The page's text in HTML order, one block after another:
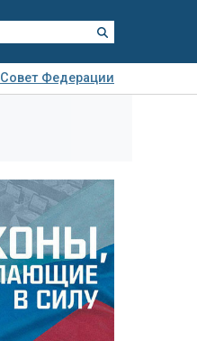
Совет Федерации